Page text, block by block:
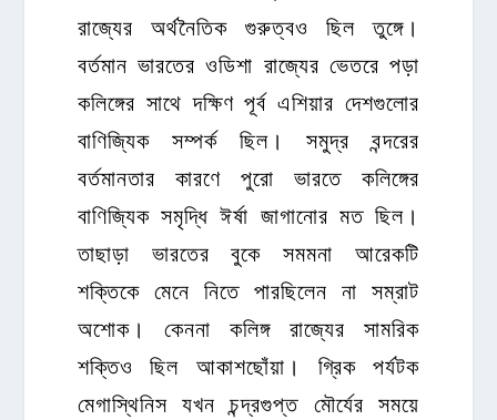
রাজ্যের অর্থনৈতিক গুরুত্বও ছিল তুঙ্গে।
বর্তমান ভারতের ওডিশা রাজ্যের ভেতরে পড়া
কলিঙ্গের সাথে দক্ষিণ পূর্ব এশিয়ার দেশগুলোর
বাণিজ্যিক সম্পর্ক ছিল। সমুদ্র বন্দরের
বর্তমানতার কারণে পুরো ভারতে কলিঙ্গের
বাণিজ্যিক সমৃদ্ধি ঈর্ষা জাগানোর মত ছিল।
তাছাড়া ভারতের বুকে সমমনা আরেকটি
শক্তিকে মেনে নিতে পারছিলেন না সম্রাট
অশোক। কেননা কলিঙ্গ রাজ্যের সামরিক
শক্তিও ছিল আকাশছোঁয়া। গ্রিক পর্যটক
মেগাস্থিনিস যখন চন্দ্রগুপ্ত মৌর্যের সময়ে